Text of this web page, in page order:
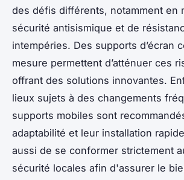
des défis différents, notamment en
sécurité antisismique et de
intempéries. Des supports d’écran
mesure permettent d’atténuer ces
offrant des solutions innovantes.
lieux sujets à des changements
supports mobiles sont
adaptabilité et leur installation
aussi de se conformer strictement
sécurité locales afin d'assurer le